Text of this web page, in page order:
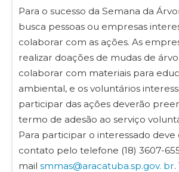
Para o sucesso da Semana da
busca pessoas ou empresas
colaborar com as ações. As
realizar doações de mudas de
colaborar com materiais para
ambiental, e os voluntários
participar das ações deverão
termo de adesão ao serviço
Para participar o interessado
contato pelo telefone (18) 3607-
mail smmas@aracatuba.sp.gov. br